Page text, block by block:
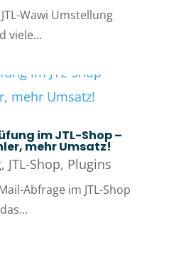
Wawi Umstellung
viele...
im JTL-Shop –
mehr Umsatz!
, JTL-Shop, Plugins
Abfrage im JTL-Shop